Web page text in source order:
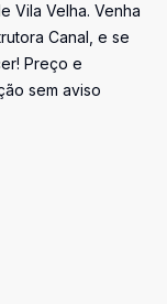
Vila Velha. Venha
Canal, e se
Preço e
sem aviso